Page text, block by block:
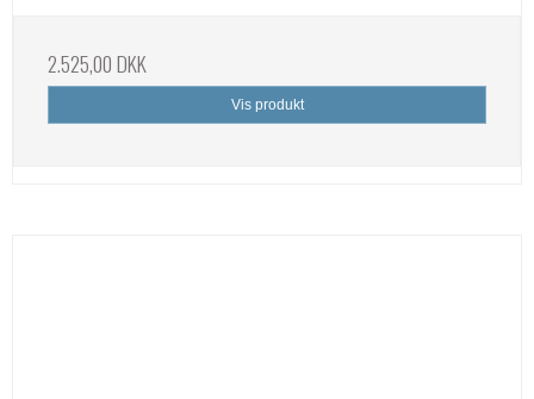
2.525,00 DKK
Vis produkt